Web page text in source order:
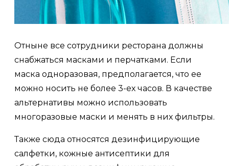
Отныне все сотрудники ресторана должны
снабжаться масками и перчатками. Если
маска одноразовая, предполагается, что ее
можно носить не более 3-ех часов. В качестве
альтернативы можно использовать
многоразовые маски и менять в них фильтры.
Также сюда относятся дезинфицирующие
салфетки, кожные антисептики для